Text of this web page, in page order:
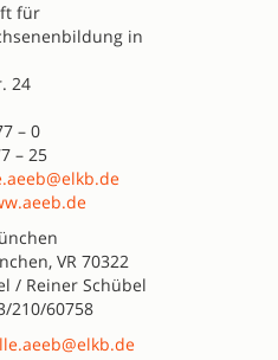
für
in
24
– 0
– 25
VR 70322
/ Reiner Schübel
210/60758